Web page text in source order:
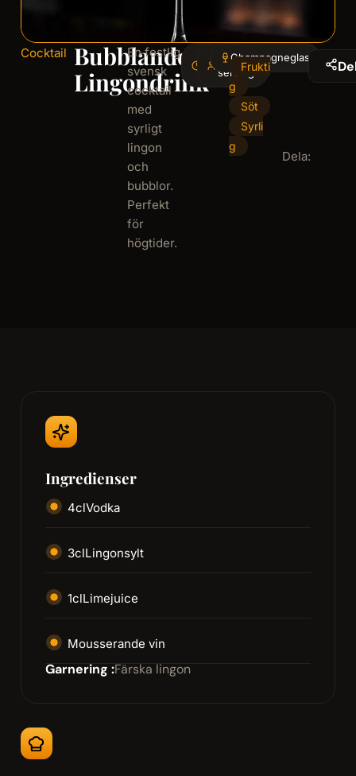
Cocktail Bubblande
Lingondrink
En festlig
svensk
cocktail
med
syrligt
lingon
och
bubblor.
Perfekt
för
högtider.
5
minminutes
1
serving
Champagneglas
Frukti
g
Söt
Syrli
g
Dela:
Ingredienser
4clVodka
3clLingonsylt
1clLimejuice
Mousserande vin
Garnering :Färska lingon